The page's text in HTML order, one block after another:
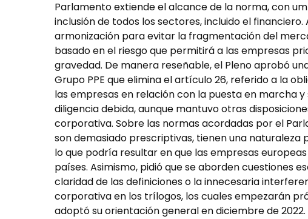
Parlamento extiende el alcance de la norma, con
inclusión de todos los sectores, incluido el
armonización para evitar la fragmentación del
basado en el riesgo que permitirá a las empresas
gravedad. De manera reseñable, el Pleno aprobó
Grupo PPE que elimina el artículo 26, referido a la
las empresas en relación con la puesta en marcha y
diligencia debida, aunque mantuvo otras
corporativa. Sobre las normas acordadas por el
son demasiado prescriptivas, tienen una naturaleza
lo que podría resultar en que las empresas
países. Asimismo, pidió que se aborden cuestiones
claridad de las definiciones o la innecesaria
corporativa en los trílogos, los cuales empezarán
adoptó su orientación general en diciembre de 2022.